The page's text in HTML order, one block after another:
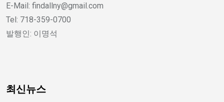
E-Mail: findallny@gmail.com
Tel: 718-359-0700
발행인: 이명석
최신뉴스